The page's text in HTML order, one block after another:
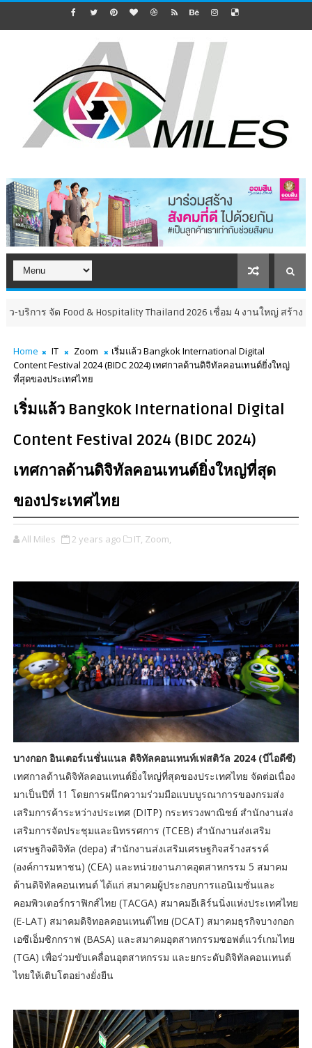
& Hospitality Thailand 2026 เชื่อม 4 งานใหญ่ สร้างโอกาสธุรกิจครบว
Home IT Zoom
เริ่มแล้ว Bangkok International Digital
Content Festival 2024 (BIDC 2024) เทศกาลด้านดิจิทัลคอนเทนต์ยิ่งใหญ่
ที่สุดของประเทศไทย
เริ่มแล้ว Bangkok International Digital
Content Festival 2024 (BIDC 2024)
เทศกาลด้านดิจิทัลคอนเทนต์ยิ่งใหญ่ที่สุด
ของประเทศไทย
All Miles 2 years ago IT, Zoom,
บางกอก อินเตอร์เนชั่นแนล ดิจิทัลคอนเทนท์เฟสติวัล 2024 (บีไอดีซี)
เทศกาลด้านดิจิทัลคอนเทนต์ยิ่งใหญ่ที่สุดของประเทศไทย จัดต่อเนื่อง
มาเป็นปีที่ 11 โดยการผนึกความร่วมมือแบบบูรณาการของกรมส่ง
เสริมการค้าระหว่างประเทศ (DITP) กระทรวงพาณิชย์ สำนักงานส่ง
เสริมการจัดประชุมและนิทรรศการ (TCEB) สำนักงานส่งเสริม
เศรษฐกิจดิจิทัล (depa) สำนักงานส่งเสริมเศรษฐกิจสร้างสรรค์
(องค์การมหาชน) (CEA) และหน่วยงานภาคอุตสาหกรรม 5 สมาคม
ด้านดิจิทัลคอนเทนต์ ได้แก่ สมาคมผู้ประกอบการแอนิเมชั่นและ
คอมพิวเตอร์กราฟิกส์ไทย (TACGA) สมาคมอีเลิร์นนิ่งแห่งประเทศไทย
(E-LAT) สมาคมดิจิทอลคอนเทนต์ไทย (DCAT) สมาคมธุรกิจบางกอก
เอซีเอ็มซิกกราฟ (BASA) และสมาคมอุตสาหกรรมซอฟต์แวร์เกมไทย
(TGA) เพื่อร่วมขับเคลื่อนอุตสาหกรรม และยกระดับดิจิทัลคอนเทนต์
ไทยให้เติบโตอย่างยั่งยืน